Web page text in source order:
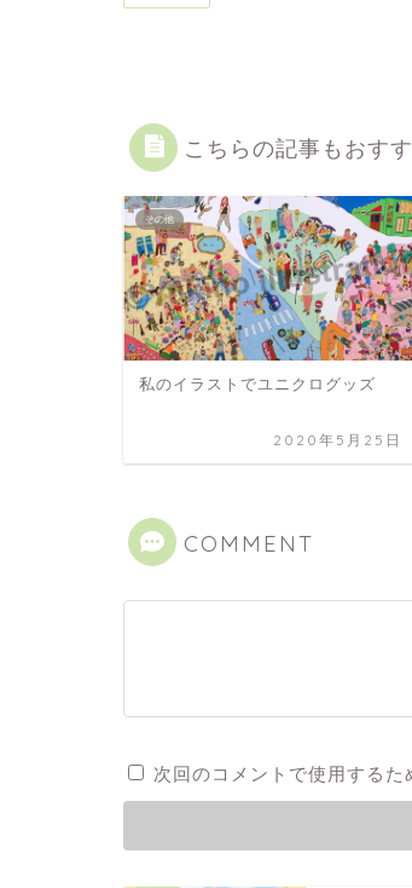
こちらの記事もおす
その他
私のイラストでユニクログッズ
2020年5月25日
COMMENT
次回のコメントで使用するた